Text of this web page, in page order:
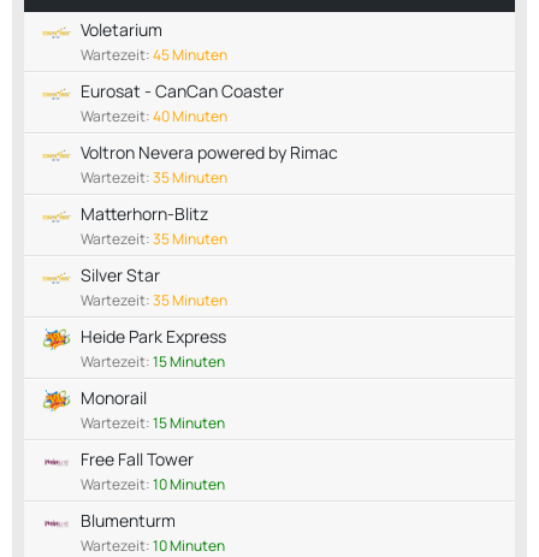
Voletarium
Wartezeit:45 Minuten
Eurosat - CanCan Coaster
Wartezeit:40 Minuten
Voltron Nevera powered by Rimac
Wartezeit:35 Minuten
Matterhorn-Blitz
Wartezeit:35 Minuten
Silver Star
Wartezeit:35 Minuten
Heide Park Express
Wartezeit:15 Minuten
Monorail
Wartezeit:15 Minuten
Free Fall Tower
Wartezeit:10 Minuten
Blumenturm
Wartezeit:10 Minuten